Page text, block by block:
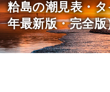
粭島の潮見表・
年最新版・完全版